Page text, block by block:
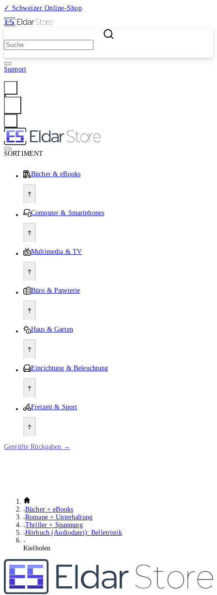
✓ Schweizer Online-Shop
Support
SORTIMENT
Bücher & eBooks
Computer & Smartphones
Multimedia & TV
Büro & Papeterie
Haus & Garten
Einrichtung & Beleuchtung
Freizeit & Sport
Geprüfte Rückgaben →
Bücher + eBooks
Romane + Unterhaltung
Thriller + Spannung
Hörbuch (Audiodatei): Belletristik
Kielholen